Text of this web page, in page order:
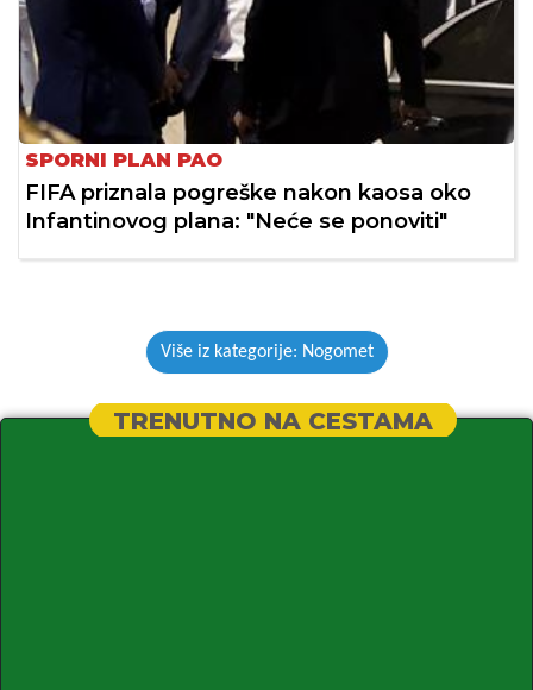
SPORNI PLAN PAO
FIFA priznala pogreške nakon kaosa oko
Infantinovog plana: "Neće se ponoviti"
Više iz kategorije: Nogomet
TRENUTNO NA CESTAMA